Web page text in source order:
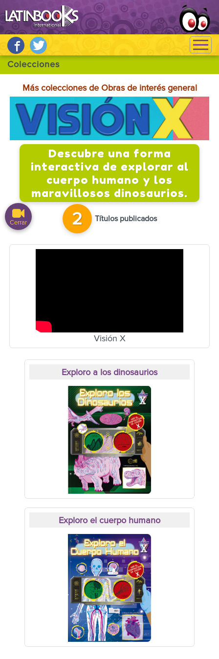
Cerrar
Más colecciones de Obras de interés general
Descubre una forma
interactiva de explorar al
cuerpo humano y los
maravillosos dinosaurios.
2 Títulos publicados
Visión X
Exploro a los dinosaurios
Exploro el cuerpo humano